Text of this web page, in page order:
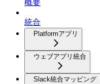
概要
統合
Platformアプリ
ウェブアプリ統合
Slack統合マッピング